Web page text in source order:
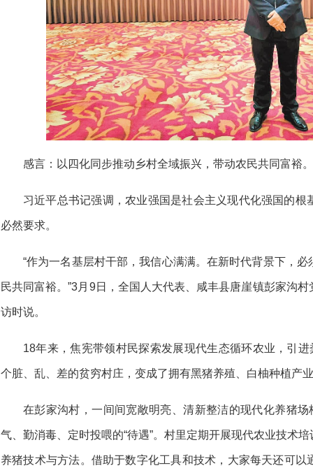
感言： 以四化同步推动乡村全域振兴，带动农民共同富裕。
习近平总书记强调，农业强国是社会主义现代化强国的
必然要求。
“作为一名基层村干部，我信心满满。在新时代背景下，
民共同富裕。”3月9日，全国人大代表、咸丰县唐崖镇彭家沟
访时说。
18年来，焦宪带领村民探索发展现代生态循环农业，引
个脏、乱、差的贫穷村庄，变成了拥有黑猪养殖、白柚种植产
在彭家沟村，一间间宽敞明亮、清新整洁的现代化养猪场
气、勤消毒、定时投喂的“待遇”。村里定期开展现代农业技术
养猪技术与方法。借助于数字化工具和技术，大家每天还可